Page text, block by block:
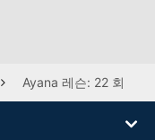
Ayana 레슨: 22 회